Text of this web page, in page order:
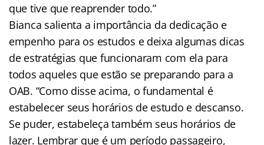
que tive que reaprender todo.”
Bianca salienta a importância da dedicação e
empenho para os estudos e deixa algumas dicas
de estratégias que funcionaram com ela para
todos aqueles que estão se preparando para a
OAB. “Como disse acima, o fundamental é
estabelecer seus horários de estudo e descanso.
Se puder, estabeleça também seus horários de
lazer. Lembrar que é um período passageiro,